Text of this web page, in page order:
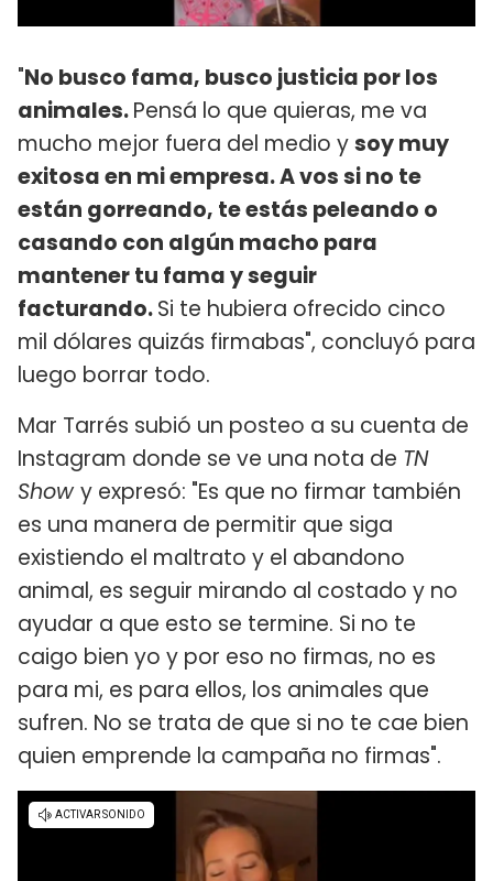
"No busco fama, busco justicia por los
animales.Pensá lo que quieras, me va
mucho mejor fuera del medio ysoy muy
exitosa en mi empresa. A vos si no te
están gorreando, te estás peleando o
casando con algún macho para
mantener tu fama y seguir
facturando.Si te hubiera ofrecido cinco
mil dólares quizás firmabas", concluyó para
luego borrar todo.
Mar Tarrés subió un posteo a su cuenta de
Instagram donde se ve una nota de TN
Showy expresó: "Es que no firmar también
es una manera de permitir que siga
existiendo el maltrato y el abandono
animal, es seguir mirando al costado y no
ayudar a que esto se termine. Si no te
caigo bien yo y por eso no firmas, no es
para mi, es para ellos, los animales que
sufren. No se trata de que si no te cae bien
quien emprende la campaña no firmas".